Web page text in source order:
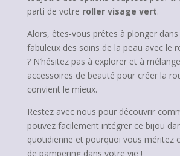
parti de votre roller visage vert.
Alors, êtes-vous prêtes à plonger dans
fabuleux des soins de la peau avec le
? N’hésitez pas à explorer et à
accessoires de beauté pour créer la
convient le mieux.
Restez avec nous pour découvrir
pouvez facilement intégrer ce bijou
quotidienne et pourquoi vous méritez
de pampering dans votre vie !